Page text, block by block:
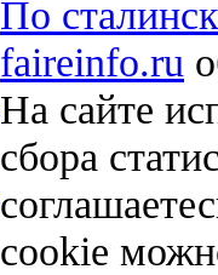
По
faireinfo.ru
На сайте
сбора
cookie